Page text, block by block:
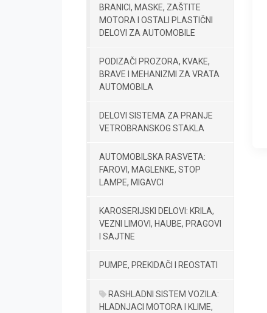
BRANICI, MASKE, ZAŠTITE
MOTORA I OSTALI PLASTIČNI
DELOVI ZA AUTOMOBILE
PODIZAČI PROZORA, KVAKE,
BRAVE I MEHANIZMI ZA VRATA
AUTOMOBILA
DELOVI SISTEMA ZA PRANJE
VETROBRANSKOG STAKLA
AUTOMOBILSKA RASVETA:
FAROVI, MAGLENKE, STOP
LAMPE, MIGAVCI
KAROSERIJSKI DELOVI: KRILA,
VEZNI LIMOVI, HAUBE, PRAGOVI
I SAJTNE
PUMPE, PREKIDAČI I REOSTATI
RASHLADNI SISTEM VOZILA:
HLADNJACI MOTORA I KLIME,